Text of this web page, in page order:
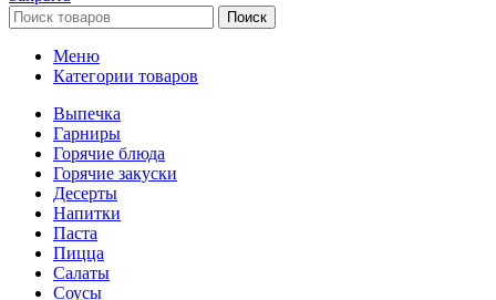
Поиск
Меню
Категории товаров
Выпечка
Гарниры
Горячие блюда
Горячие закуски
Десерты
Напитки
Паста
Пицца
Салаты
Соусы